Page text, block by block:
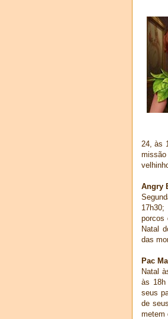
24, às
Angry
porcos
Natal
das
Pac
Natal
às 18h
seus
de
metem